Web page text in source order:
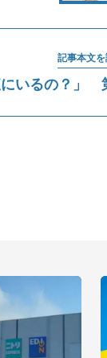
記事本文
にいるの？」